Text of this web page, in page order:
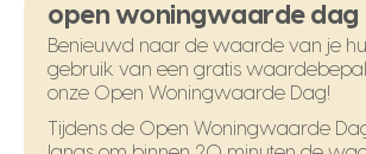
open woningwaarde dag
Benieuwd naar de waarde van je
gebruik van een gratis
onze Open Woningwaarde Dag!
Tijdens de Open Woningwaarde